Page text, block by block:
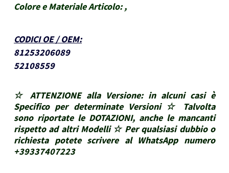
Colore e Materiale Articolo: ,
CODICI OE / OEM:
81253206089
52108559
☆ ATTENZIONE alla Versione: in alcuni casi è
Specifico per determinate Versioni ☆ Talvolta
sono riportate le DOTAZIONI, anche le mancanti
rispetto ad altri Modelli ☆ Per qualsiasi dubbio o
richiesta potete scrivere al WhatsApp numero
+39337407223